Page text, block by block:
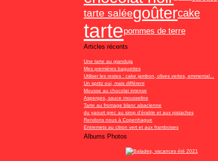
tarte saléegoûtercake
tartepommes de terre
Articles récents
Une tarte au gianduja
Mes premières baguettes
Utiliser les restes : cake jambon, olives vertes, emmental...
Un spritz oui, mais différent
Mousse au chocolat intense
Asperges, sauce mousseline
Tarte au fromage blanc alsacienne
du yaourt grec au sirop d'érable et aux pistaches
Rendons nous à Copenhague
Entremets au citron vert et aux framboises
Albums Photos